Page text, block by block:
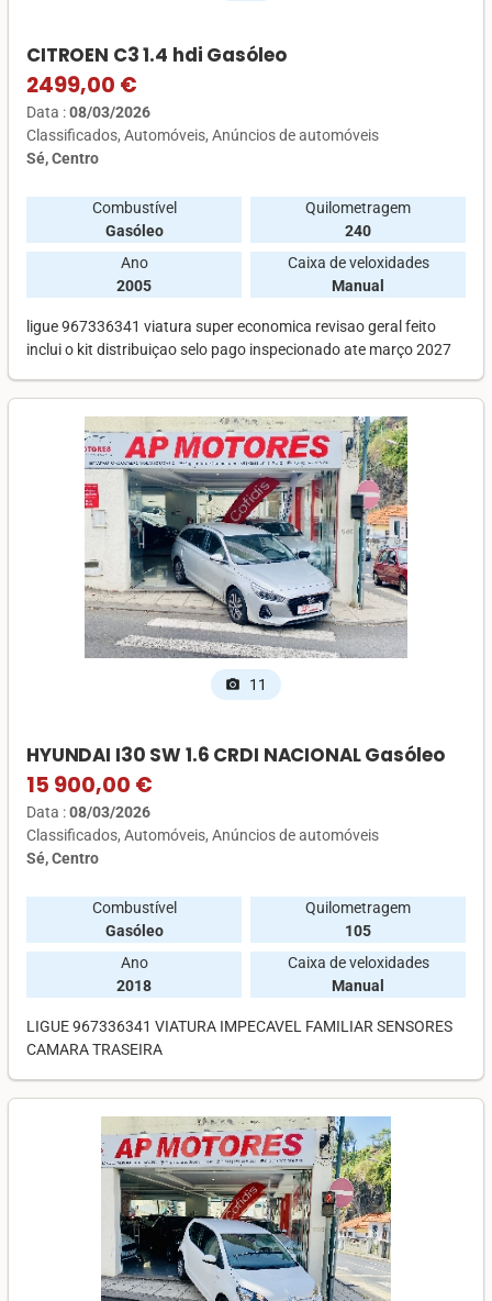
CITROEN C3 1.4 hdi Gasóleo
2499,00 €
Data :08/03/2026
Classificados Automóveis Anúncios de automóveis
Sé, Centro
Combustível
Gasóleo
Quilometragem
240
Ano
2005
Caixa de veloxidades
Manual
ligue 967336341 viatura super economica revisao geral feito
inclui o kit distribuiçao selo pago inspecionado ate março 2027
photo_camera 11
HYUNDAI I30 SW 1.6 CRDI NACIONAL Gasóleo
15 900,00 €
Data :08/03/2026
Classificados Automóveis Anúncios de automóveis
Sé, Centro
Combustível
Gasóleo
Quilometragem
105
Ano
2018
Caixa de veloxidades
Manual
LIGUE 967336341 VIATURA IMPECAVEL FAMILIAR SENSORES
CAMARA TRASEIRA